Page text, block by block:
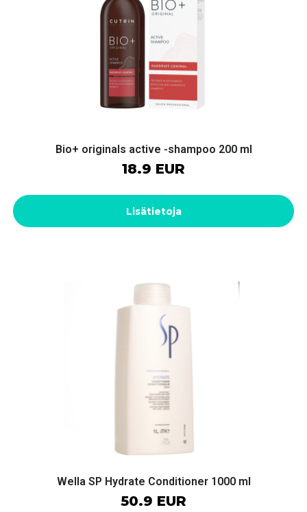
Bio+ originals active -shampoo 200 ml
18.9 EUR
Lisätietoja
Wella SP Hydrate Conditioner 1000 ml
50.9 EUR